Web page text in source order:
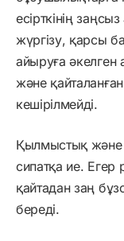
есірткінің
жүргізу, қарсы
айыруға
және
кешірілмейді.
Қылмыстық және
сипатқа ие. Егер
қайтадан заң
береді.